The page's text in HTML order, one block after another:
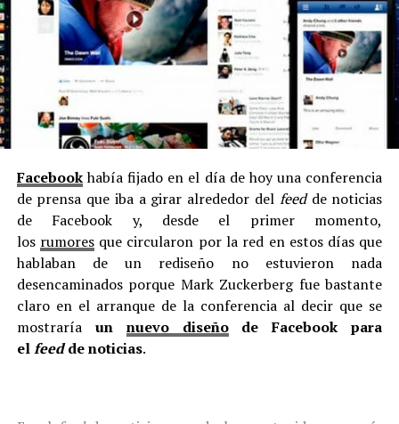
Facebookhabía fijado en el día de hoy una conferencia
de prensa que iba a girar alrededor del feedde noticias
de Facebook y, desde el primer momento,
los rumoresque circularon por la red en estos días que
hablaban de un rediseño no estuvieron nada
desencaminados porque Mark Zuckerberg fue bastante
claro en el arranque de la conferencia al decir que se
mostraría un nuevo diseñode Facebook para
elfeedde noticias.